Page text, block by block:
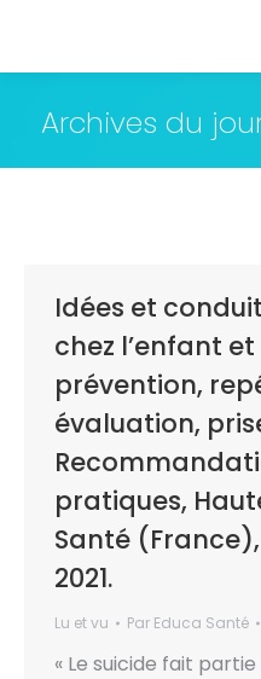
Archives du
Idées et
chez l’enfant
prévention,
évaluation,
pratiques,
Santé
2021.
Lu et vu Par Educa Santé
« Le suicide fait